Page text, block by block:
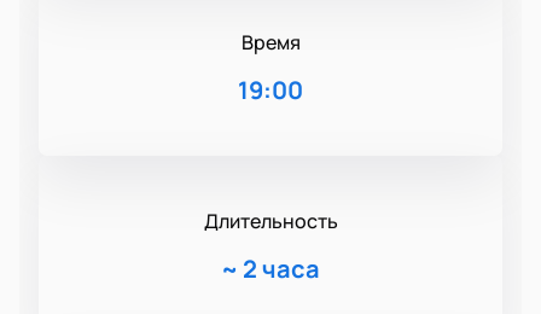
Время
19:00
Длительность
~ 2 часа